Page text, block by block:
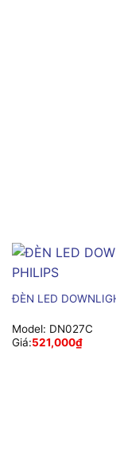
ĐÈN LED
Model: DN027C
Giá:521,000₫